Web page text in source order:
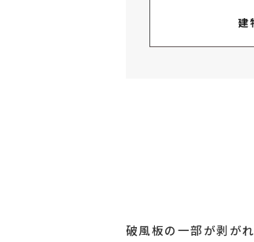
建
破風板の一部が剥が